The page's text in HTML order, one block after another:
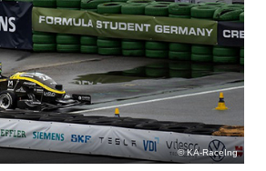
KA-RaceIng